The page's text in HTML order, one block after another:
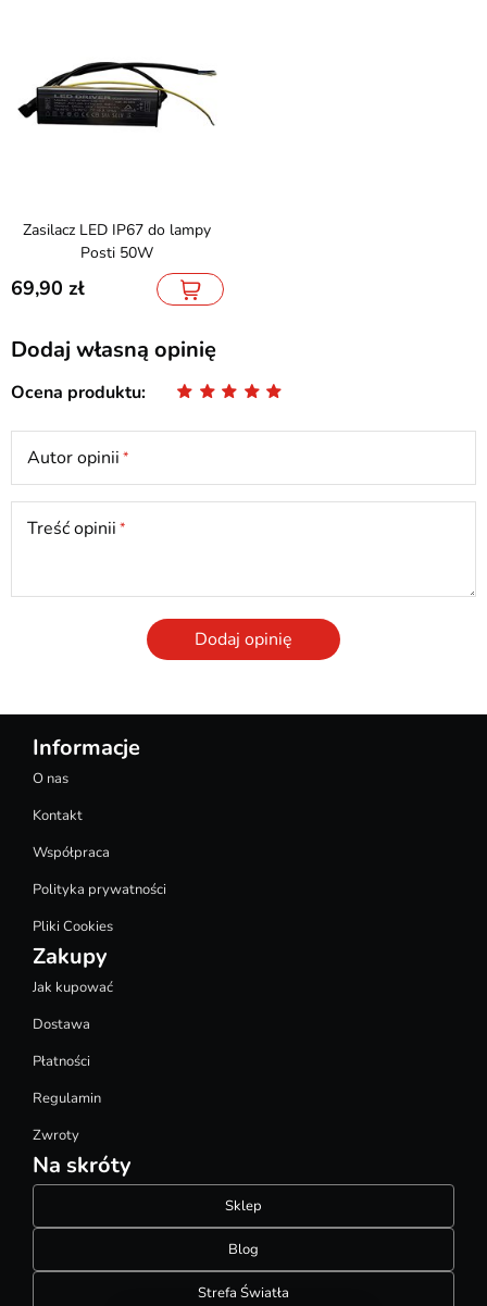
Zasilacz LED IP67 do lampy
Posti 50W
69,90
Dodaj własną opinię
Ocena produktu
Autor opinii
Treść opinii
Dodaj opinię
Informacje
O nas
Kontakt
Współpraca
Polityka prywatności
Pliki Cookies
Zakupy
Jak kupować
Dostawa
Płatności
Regulamin
Zwroty
Na skróty
Sklep
Blog
Strefa Światła